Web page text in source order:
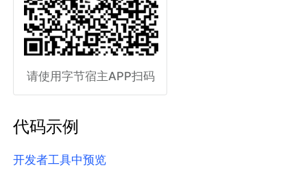
请使用字节宿主APP扫码
代码示例
开发者工具中预览